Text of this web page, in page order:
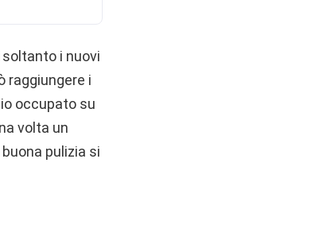
i nuovi
raggiungere i
occupato su
volta un
pulizia si